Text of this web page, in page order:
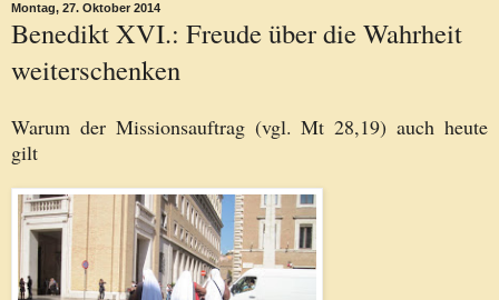
Montag, 27. Oktober 2014
Benedikt XVI.: Freude über die Wahrheit
weiterschenken
Warum der Missionsauftrag (vgl. Mt 28,19) auch heute
gilt